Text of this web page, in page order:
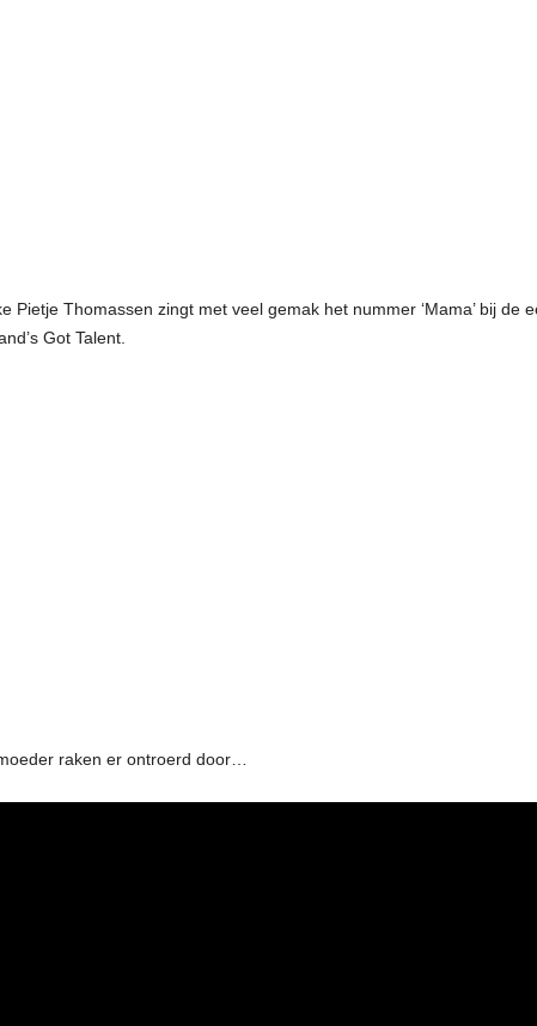
Pietje Thomassen zingt met veel gemak het nummer ‘Mama’ bij de
Got Talent.
raken er ontroerd door…